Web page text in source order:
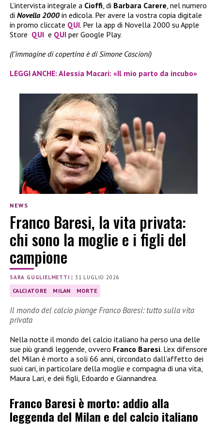
L’intervista integrale a Cioffi, di Barbara Carere, nel numero
di Novella 2000 in edicola. Per avere la vostra copia digitale
in promo cliccate QUI. Per la app di Novella 2000 su Apple
Store QUI e QUI per Google Play.
(l’immagine di copertina è di Simone Cascioni)
LEGGI ANCHE: Alessia Macari: «Il mio parto da incubo»
NEWS
Franco Baresi, la vita privata:
chi sono la moglie e i figli del
campione
SARA GUGLIELMETTI |31 LUGLIO 2026
CALCIATORE MILAN MORTE
Il mondo del calcio piange Franco Baresi: tutto sulla vita
privata
Nella notte il mondo del calcio italiano ha perso una delle
sue più grandi leggende, ovvero Franco Baresi. L’ex difensore
del Milan è morto a soli 66 anni, circondato dall’affetto dei
suoi cari, in particolare della moglie e compagna di una vita,
Maura Lari, e deii figli, Edoardo e Giannandrea.
Franco Baresi è morto: addio alla
leggenda del Milan e del calcio italiano